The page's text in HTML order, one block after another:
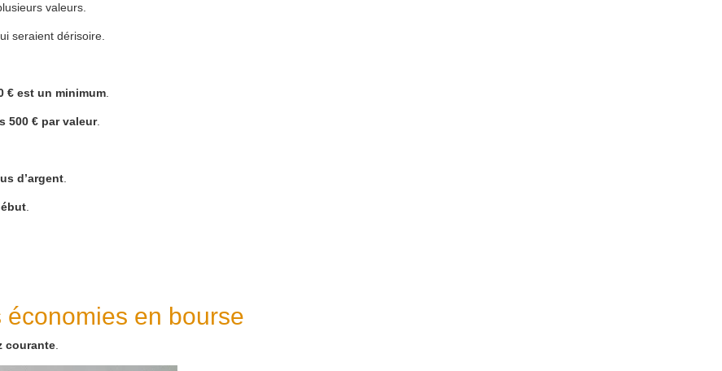
valeurs.
seraient dérisoire.
€ est un minimum.
500 € par valeur.
d’argent.
.
en bourse
courante.